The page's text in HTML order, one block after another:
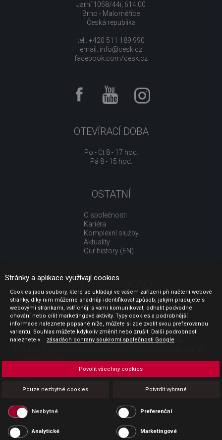
Jarní 1058/44i, 614 00
Brno - Maloměřice
Česká republika
tel.: +420 511 189 990
email: info@cesk.cz
facebook.com/cesk.cz
OTEVÍRACÍ DOBA
Po - Čt 8 - 17 hod.
Pá 8 - 15 hod.
OSTATNÍ
O společnosti
Kariéra
Komplexní služby
Aktuality
Our history (EN)
UŽITEČNÉ ODKAZY
Jak nakupovat
Obchodní podmínky
GDPR - ochrana osobních údajů
Profil zadavatele
Sdělení před uzavřením kupní smlouvy pro spotřebitele
Platba
Povinná publicita
Stránky a aplikace využívají cookies.
Cookies jsou soubory, které se ukládají ve vašem zařízení při načtení webové
stránky, díky nim můžeme snadněji identifikovat způsob, jakým pracujete s
webovými stránkami, vstřícněji s vámi komunikovat, odhalit podvodné
chování nebo cílit marketingové aktivity. Typy cookies a podrobnější
informace naleznete popsané níže, můžete si zde zvolit svou preferovanou
variantu. Souhlas můžete kdykoliv změnit nebo zrušit. Další podrobnosti
naleznete v
zásadách ochrany soukromí společnosti Google .
Pouze nezbytné cookies Potvrdit vybrané
Povolit všechny cookies
Nezbytné Preferenční
Analytické Marketingové